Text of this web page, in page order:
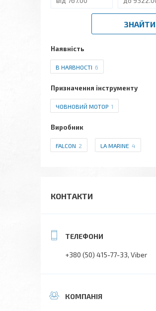
ЗНАЙТИ
Наявність
В НАЯВНОСТІ 6
Призначення інструменту
ЧОВНОВИЙ МОТОР 1
Виробник
FALCON 2 LA MARINE 4
КОНТАКТИ
+380 (50) 415-77-33 Viber